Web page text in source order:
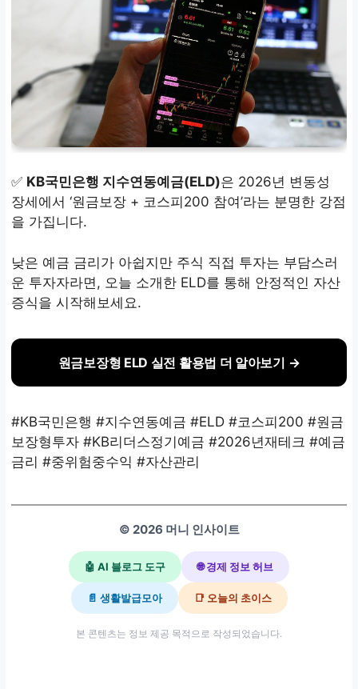
✅ KB국민은행 지수연동예금(ELD)은 2026년 변동성
장세에서 ‘원금보장 + 코스피200 참여’라는 분명한 강점
을 가집니다.
낮은 예금 금리가 아쉽지만 주식 직접 투자는 부담스러
운 투자자라면, 오늘 소개한 ELD를 통해 안정적인 자산
증식을 시작해보세요.
원금보장형 ELD 실전 활용법 더 알아보기 →
#KB국민은행 #지수연동예금 #ELD #코스피200 #원금
보장형투자 #KB리더스정기예금 #2026년재테크 #예금
금리 #중위험중수익 #자산관리
© 2026 머니 인사이트
🤖 AI 블로그 도구 🌐 경제 정보 허브
📄 생활발급모아 📑 오늘의 초이스
본 콘텐츠는 정보 제공 목적으로 작성되었습니다.